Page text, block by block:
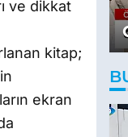
ve dikkat
kitap;
ekran